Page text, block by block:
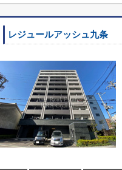
レジュールアッシュ九条